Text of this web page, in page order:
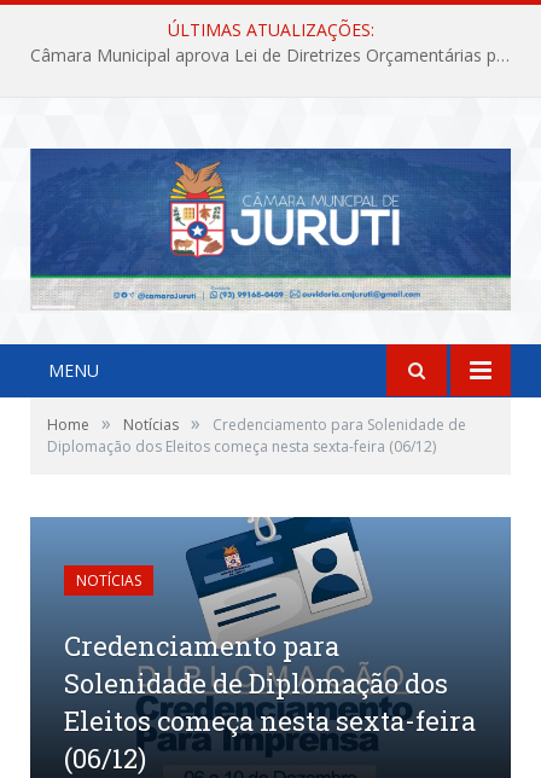
ÚLTIMAS ATUALIZAÇÕES:
Câmara Municipal aprova Lei de Diretrizes Orçamentárias para o exercício financeiro de 2027
MENU
Home » Notícias »
Credenciamento para Solenidade de
Diplomação dos Eleitos começa nesta sexta-feira (06/12)
NOTÍCIAS
Credenciamento para
Solenidade de Diplomação dos
Eleitos começa nesta sexta-feira
(06/12)